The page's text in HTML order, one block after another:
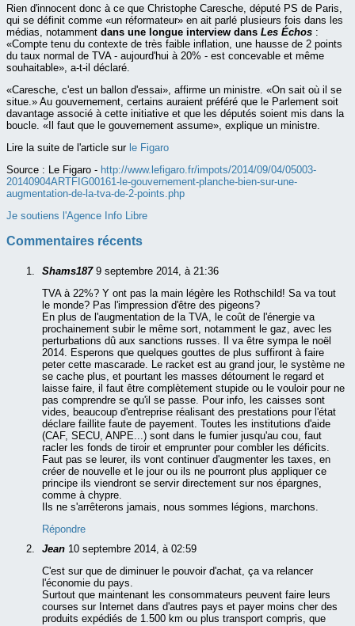
Rien d'innocent donc à ce que Christophe Caresche, député PS de Paris,
qui se définit comme «un réformateur» en ait parlé plusieurs fois dans les
médias, notamment dans une longue interview dans Les Échos :
«Compte tenu du contexte de très faible inflation, une hausse de 2 points
du taux normal de TVA - aujourd'hui à 20% - est concevable et même
souhaitable», a-t-il déclaré.
«Caresche, c'est un ballon d'essai», affirme un ministre. «On sait où il se
situe.» Au gouvernement, certains auraient préféré que le Parlement soit
davantage associé à cette initiative et que les députés soient mis dans la
boucle. «Il faut que le gouvernement assume», explique un ministre.
Lire la suite de l'article sur le Figaro
Source : Le Figaro - http://www.lefigaro.fr/impots/2014/09/04/05003-
20140904ARTFIG00161-le-gouvernement-planche-bien-sur-une-
augmentation-de-la-tva-de-2-points.php
Je soutiens l'Agence Info Libre
Commentaires récents
Shams187 9 septembre 2014, à 21:36
TVA à 22%? Y ont pas la main légère les Rothschild! Sa va tout
le monde? Pas l'impression d'être des pigeons?
En plus de l'augmentation de la TVA, le coût de l'énergie va
prochainement subir le même sort, notamment le gaz, avec les
perturbations dû aux sanctions russes. Il va être sympa le noël
2014. Esperons que quelques gouttes de plus suffiront à faire
peter cette mascarade. Le racket est au grand jour, le système ne
se cache plus, et pourtant les masses détournent le regard et
laisse faire, il faut être complètement stupide ou le vouloir pour ne
pas comprendre se qu'il se passe. Pour info, les caisses sont
vides, beaucoup d'entreprise réalisant des prestations pour l'état
déclare faillite faute de payement. Toutes les institutions d'aide
(CAF, SECU, ANPE...) sont dans le fumier jusqu'au cou, faut
racler les fonds de tiroir et emprunter pour combler les déficits.
Faut pas se leurer, ils vont continuer d'augmenter les taxes, en
créer de nouvelle et le jour ou ils ne pourront plus appliquer ce
principe ils viendront se servir directement sur nos épargnes,
comme à chypre.
Ils ne s'arrêterons jamais, nous sommes légions, marchons.
Répondre
Jean 10 septembre 2014, à 02:59
C'est sur que de diminuer le pouvoir d'achat, ça va relancer
l'économie du pays.
Surtout que maintenant les consommateurs peuvent faire leurs
courses sur Internet dans d'autres pays et payer moins cher des
produits expédiés de 1.500 km ou plus transport compris, que